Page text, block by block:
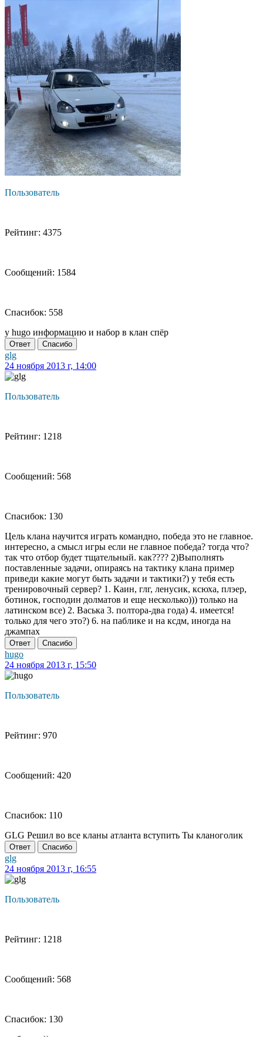
Пользователь
Рейтинг: 4375
Сообщений: 1584
Спасибок: 558
у hugo информацию и набор в клан спёр
Ответ Спасибо
glg
24 ноября 2013 г, 14:00
Пользователь
Рейтинг: 1218
Сообщений: 568
Спасибок: 130
Цель клана научится играть командно, победа это не главное.
интересно, а смысл игры если не главное победа? тогда что?
так что отбор будет тщательный. как???? 2)Выполнять
поставленные задачи, опираясь на тактику клана пример
приведи какие могут быть задачи и тактики?) у тебя есть
тренировочный сервер? 1. Каин, глг, ленусик, ксюха, плэер,
ботинок, господин долматов и еще несколько))) только на
латинском все) 2. Васька 3. полтора-два года) 4. имеется!
только для чего это?) 6. на паблике и на ксдм, иногда на
джампах
Ответ Спасибо
hugo
24 ноября 2013 г, 15:50
Пользователь
Рейтинг: 970
Сообщений: 420
Спасибок: 110
GLG Решил во все кланы атланта вступить Ты кланоголик
Ответ Спасибо
glg
24 ноября 2013 г, 16:55
Пользователь
Рейтинг: 1218
Сообщений: 568
Спасибок: 130